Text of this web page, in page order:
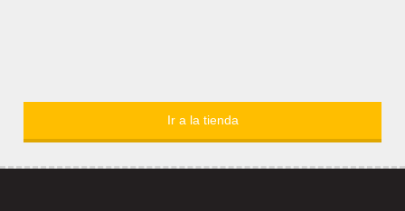
Ir a la tienda